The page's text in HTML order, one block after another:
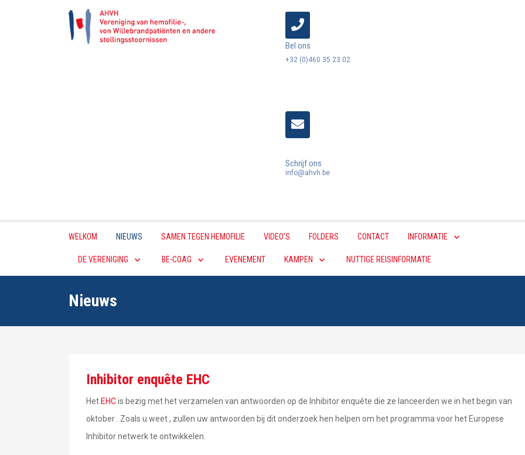
Bel ons
+32 (0)460 35 23 02
Schrijf ons
info@ahvh.be
WELKOM NIEUWS SAMEN TEGEN HEMOFILIE VIDEO’S FOLDERS CONTACT INFORMATIE
DE VERENIGING BE-COAG EVENEMENT KAMPEN NUTTIGE REISINFORMATIE
Nieuws
Inhibitor enquête EHC
Het EHCis bezig met het verzamelen van antwoorden op de Inhibitor enquête die ze lanceerden we in het begin van
oktober . Zoals u weet , zullen uw antwoorden bij dit onderzoek hen helpen om het programma voor het Europese
Inhibitor netwerk te ontwikkelen.